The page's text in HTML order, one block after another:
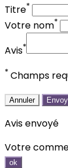
Titre*
Votre nom*
Avis*
* Champs
Annuler
Avis envoyé
Votre
ok